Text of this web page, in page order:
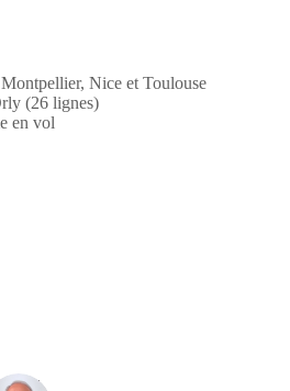
Nice et Toulouse
(26 lignes)
en vol